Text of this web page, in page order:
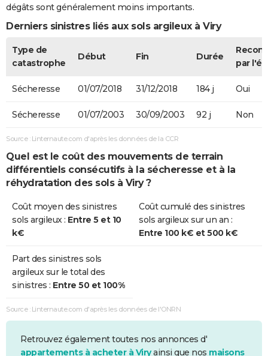
dégâts sont généralement moins importants.
Derniers sinistres liés aux sols argileux à Viry
Type de
catastrophe
Début Fin Durée
par
Sécheresse 01/07/2018 31/12/2018 184 j Oui
Sécheresse 01/07/2003 30/09/2003 92 j Non
Source : Linternaute.com d'après les données de la CCR
Quel est le coût des mouvements de terrain
différentiels consécutifs à la sécheresse et à la
réhydratation des sols à Viry ?
Coût moyen des sinistres
sols argileux : Entre 5 et 10
k€
Coût cumulé des sinistres
sols argileux sur un an :
Entre 100 k€ et 500 k€
Part des sinistres sols
argileux sur le total des
sinistres : Entre 50 et 100%
Source : Linternaute.com d'après les données de l'ONRN
Retrouvez également toutes nos annonces d'
appartements à acheter à Viryainsi que nos maisons